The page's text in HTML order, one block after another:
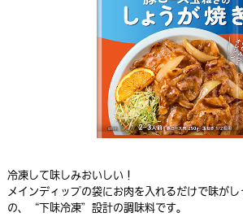
冷凍して味しみおいしい！
メインディップの袋にお肉を入れるだけで味が
の、“下味冷凍”設計の調味料です。